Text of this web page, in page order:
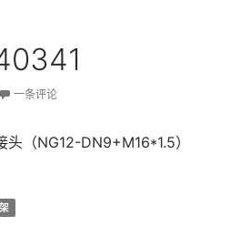
一条评论
（NG12-DN9+M16*1.5）